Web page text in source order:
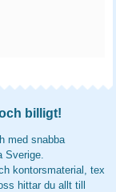
billigt!
med snabba
Sverige.
kontorsmaterial, tex
hittar du allt till